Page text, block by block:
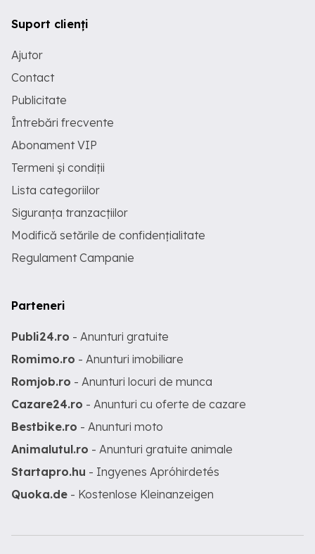
Suport clienți
Ajutor
Contact
Publicitate
Întrebări frecvente
Abonament VIP
Termeni și condiții
Lista categoriilor
Siguranța tranzacțiilor
Modifică setările de confidențialitate
Regulament Campanie
Parteneri
Publi24.ro - Anunturi gratuite
Romimo.ro - Anunturi imobiliare
Romjob.ro - Anunturi locuri de munca
Cazare24.ro - Anunturi cu oferte de cazare
Bestbike.ro - Anunturi moto
Animalutul.ro - Anunturi gratuite animale
Startapro.hu - Ingyenes Apróhirdetés
Quoka.de - Kostenlose Kleinanzeigen